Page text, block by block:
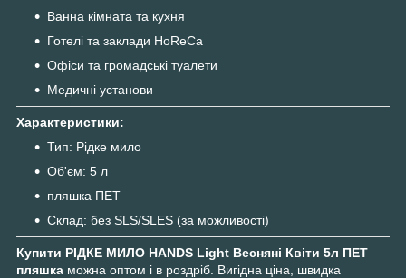
Ванна кімната та кухня
Готелі та заклади HoReCa
Офіси та громадські туалети
Медичні установи
Характеристики:
Тип: Рідке мило
Об'єм: 5 л
пляшка ПЕТ
Склад: без SLS/SLES (за можливості)
Купити РІДКЕ МИЛО HANDS Light Весняні Квіти 5л ПЕТ
пляшка можна оптом і в роздріб. Вигідна ціна, швидка